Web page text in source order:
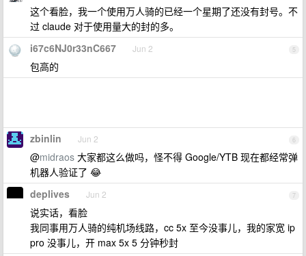
这个看脸，我一个使用万人骑的已经一个星期了还没有封号。不
过 claude 对于使用量大的封的多。
5
i67c6NJ0r33nC667 Jun 2
包高的
6
zbinlin Jun 2
@midraos 大家都这么做吗，怪不得 Google/YTB 现在都经常弹
机器人验证了 😂
7
deplives Jun 2
说实话，看脸
我同事用万人骑的纯机场线路，cc 5x 至今没事儿，我的家宽 ip
pro 没事儿，开 max 5x 5 分钟秒封